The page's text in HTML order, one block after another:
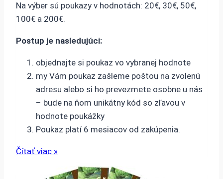
Na výber sú poukazy v hodnotách: 20€, 30€, 50€,
100€ a 200€.
Postup je nasledujúci:
objednajte si poukaz vo vybranej hodnote
my Vám poukaz zašleme poštou na zvolenú
adresu alebo si ho prevezmete osobne u nás
– bude na ňom unikátny kód so zľavou v
hodnote poukážky
Poukaz platí 6 mesiacov od zakúpenia.
Čítať viac »